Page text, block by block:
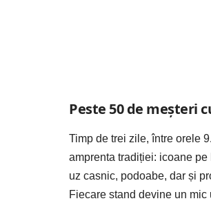
Peste 50 de meșteri
Timp de trei zile, între orele
amprenta tradiției: icoane
uz casnic, podoabe, dar și
Fiecare stand devine un